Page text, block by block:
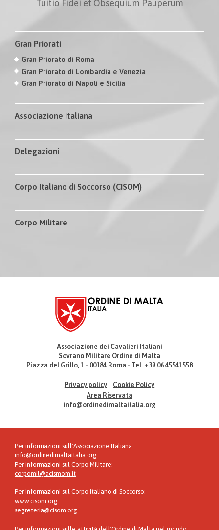
Tuitio Fidei et Obsequium Pauperum
Gran Priorati
Gran Priorato di Roma
Gran Priorato di Lombardia e Venezia
Gran Priorato di Napoli e Sicilia
Associazione Italiana
Delegazioni
Corpo Italiano di Soccorso (CISOM)
Corpo Militare
Associazione dei Cavalieri Italiani
Sovrano Militare Ordine di Malta
Piazza del Grillo, 1 - 00184 Roma - Tel. +39 06 45541558
Privacy policy
Cookie Policy
Area Riservata
info@ordinedimaltaitalia.org
Per informazioni sull'Associazione Italiana:
info@ordinedimaltaitalia.org
Per informazioni sul Corpo Militare:
corpomil@acismom.it
Per informazioni sul Corpo Italiano di Soccorso:
www.cisom.org
segreteria@cisom.org